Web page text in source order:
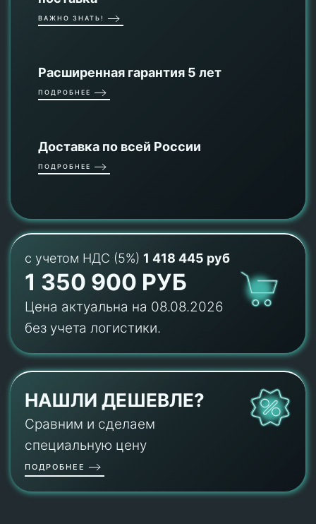
ВАЖНО ЗНАТЬ!
Расширенная гарантия 5 лет
ПОДРОБНЕЕ
Доставка по всей России
ПОДРОБНЕЕ
с учетом НДС (5%) 1 418 445 руб
1 350 900 РУБ
Цена актуальна на 08.08.2026
без учета логистики.
НАШЛИ ДЕШЕВЛЕ?
Сравним и сделаем
специальную цену
ПОДРОБНЕЕ